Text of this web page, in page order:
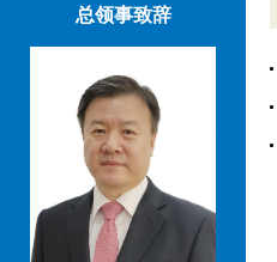
总领事致辞